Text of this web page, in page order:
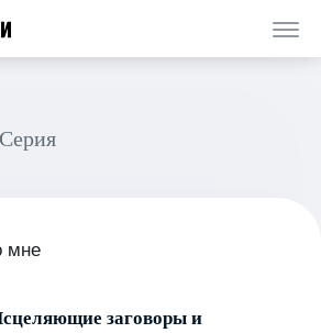
Серия
мне
заговоры и